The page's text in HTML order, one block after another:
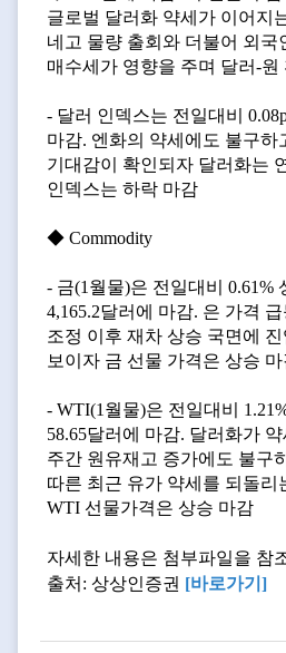
글로벌 달러화 약세가 이어지
네고 물량 출회와 더불어 외국
매수세가 영향을 주며 달러-원
- 달러 인덱스는 전일대비
마감. 엔화의 약세에도 불구하
기대감이 확인되자 달러화는
인덱스는 하락 마감
◆ Commodity
- 금(1월물)은 전일대비 0.61%
4,165.2달러에 마감. 은 가격
조정 이후 재차 상승 국면에
보이자 금 선물 가격은 상승
- WTI(1월물)은 전일대비
58.65달러에 마감. 달러화가
주간 원유재고 증가에도 불구
따른 최근 유가 약세를 되돌리
WTI 선물가격은 상승 마감
자세한 내용은 첨부파일을 참
출처: 상상인증권 [바로가기 ]